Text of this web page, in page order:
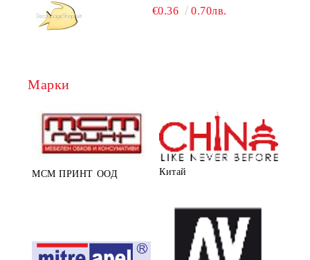
€0.36 0.70лв.
Марки
МСМ ПРИНТ ООД Китай